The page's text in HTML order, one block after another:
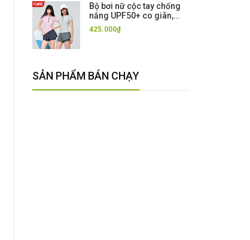
Bộ bơi nữ cộc tay chống
nắng UPF50+ co giãn,
màu hồng tím, quần 2 lớp
Yuke
425.000₫
SẢN PHẨM BÁN CHẠY